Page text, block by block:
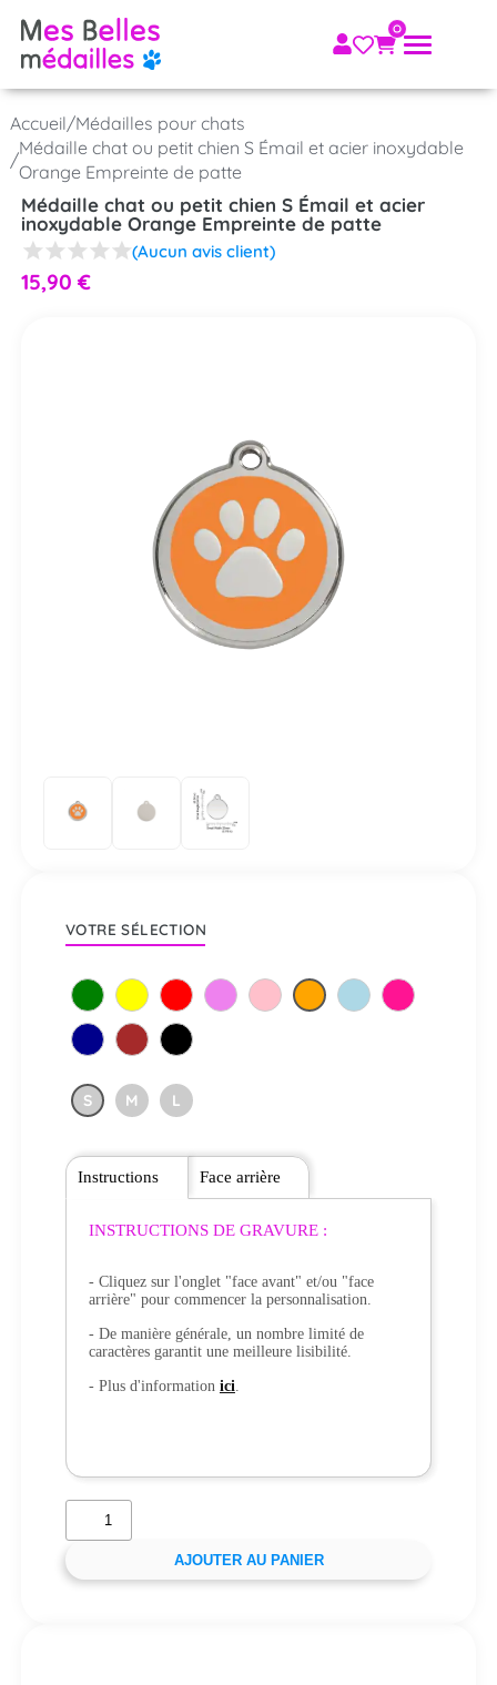
Accueil/Médailles pour chats
/
Médaille chat ou petit chien S Émail et acier inoxydable
Orange Empreinte de patte
Médaille chat ou petit chien S Émail et acier
inoxydable Orange Empreinte de patte
(Aucun avis client)
15,90 €
VOTRE SÉLECTION
S M L
Instructions
INSTRUCTIONS DE GRAVURE :
- Cliquez sur l'onglet "face avant" et/ou "face
arrière" pour commencer la personnalisation.
- De manière générale, un nombre limité de
caractères garantit une meilleure lisibilité.
- Plus d'information ici.
Face arrière
AJOUTER AU PANIER